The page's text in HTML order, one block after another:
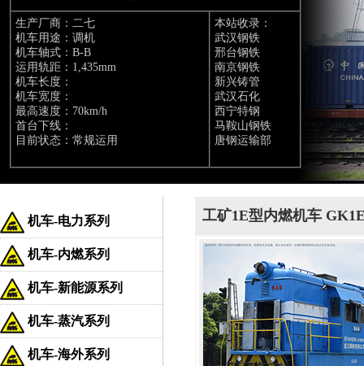
生产厂商：二七
机车用途：调机
机车轴式：B-B
运用轨距：1,435mm
机车长度：
机车宽度：
最高速度：70km/h
首台下线：
目前状态：常规运用
本站收录：
武汉钢铁
邢台钢铁
南京钢铁
新兴铸管
武汉石化
西宁特钢
马鞍山钢铁
唐钢运输部
机车-电力系列
机车-内燃系列
机车-新能源系列
机车-蒸汽系列
机车-海外系列
工矿1E型内燃机车